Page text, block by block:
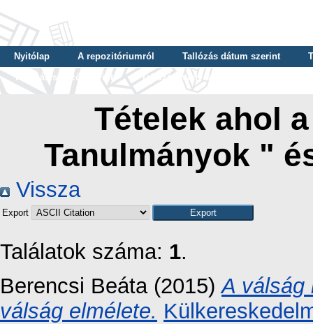
Nyitólap A repozitóriumról Tallózás dátum szerint
Tallózás szerző szerint
Tallózás nyelv szerint
Tételek ahol
Tanulmányok "
Vissza
Export
Találatok száma: 1.
Berencsi Beáta (2015)A válság
válság elmélete.